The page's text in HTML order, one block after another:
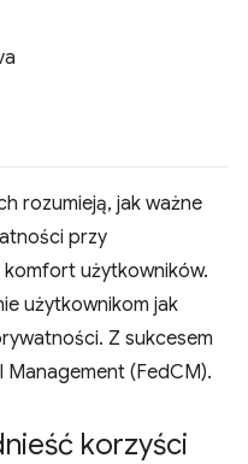
rozumieją, jak ważne
przy
użytkowników.
użytkownikom jak
Z sukcesem
(FedCM).
korzyści